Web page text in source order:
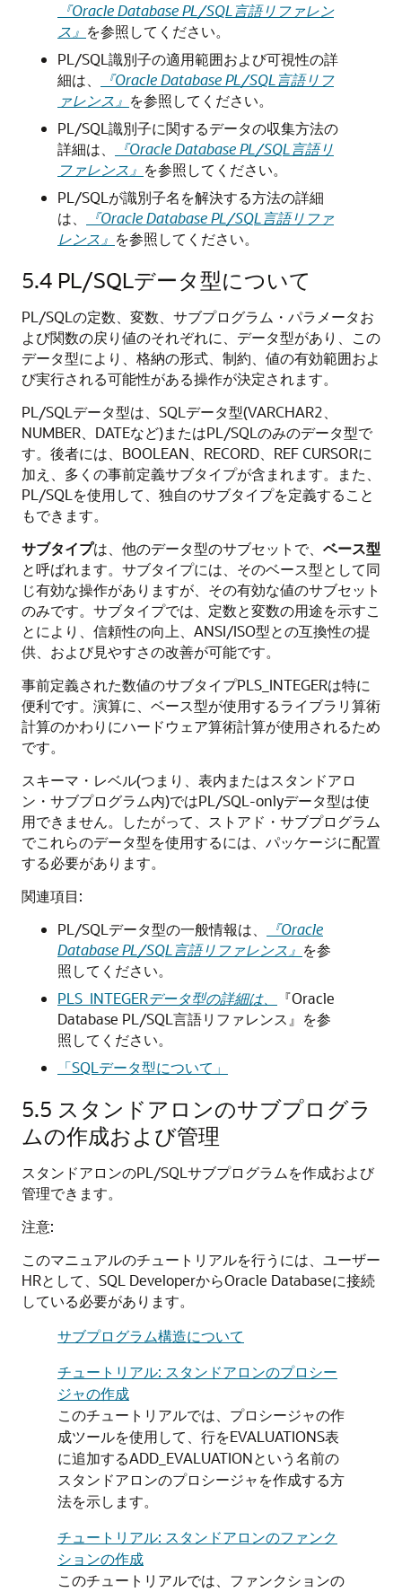
『Oracle Database PL/SQL言語リファレン
ス』 を参照してください。
PL/SQL識別子の適用範囲および可視性の詳
細は、
『Oracle Database PL/SQL言語リフ
ァレンス』 を参照してください。
PL/SQL識別子に関するデータの収集方法の
詳細は、
『Oracle Database PL/SQL言語リ
ファレンス』 を参照してください。
PL/SQLが識別子名を解決する方法の詳細
は、
『Oracle Database PL/SQL言語リファ
レンス』 を参照してください。
5.4 PL/SQLデータ型について
PL/SQLの定数、変数、サブプログラム・パラメータお
よび関数の戻り値のそれぞれに、データ型があり、この
データ型により、格納の形式、制約、値の有効範囲およ
び実行される可能性がある操作が決定されます。
PL/SQLデータ型は、SQLデータ型(VARCHAR2
NUMBER
DATEなど)またはPL/SQLのみのデータ型で
す。後者には、 BOOLEAN RECORD REF CURSORに
加え、多くの事前定義サブタイプが含まれます。また、
PL/SQLを使用して、独自のサブタイプを定義すること
もできます。
サブタイプは、他のデータ型のサブセットで、 ベース型
と呼ばれます。サブタイプには、そのベース型として同
じ有効な操作がありますが、その有効な値のサブセット
のみです。サブタイプでは、定数と変数の用途を示すこ
とにより、信頼性の向上、ANSI/ISO型との互換性の提
供、および見やすさの改善が可能です。
事前定義された数値のサブタイプPLS_INTEGERは特に
便利です。演算に、ベース型が使用するライブラリ算術
計算のかわりにハードウェア算術計算が使用されるため
です。
スキーマ・レベル(つまり、表内またはスタンドアロ
ン・サブプログラム内)ではPL/SQL-onlyデータ型は使
用できません。したがって、ストアド・サブプログラム
でこれらのデータ型を使用するには、パッケージに配置
する必要があります。
関連項目:
PL/SQLデータ型の一般情報は、
『Oracle
Database PL/SQL言語リファレンス』 を参
照してください。
PLS_INTEGERデータ型の詳細は、
『Oracle
Database PL/SQL言語リファレンス』 を参
照してください。
「SQLデータ型について」
5.5 スタンドアロンのサブプログラ
ムの作成および管理
スタンドアロンのPL/SQLサブプログラムを作成および
管理できます。
注意:
このマニュアルのチュートリアルを行うには、ユーザー
HRとして、SQL DeveloperからOracle Databaseに接続
している必要があります。
サブプログラム構造について
チュートリアル: スタンドアロンのプロシー
ジャの作成
このチュートリアルでは、プロシージャの作
成ツールを使用して、行をEVALUATIONS表
に追加するADD_EVALUATIONという名前の
スタンドアロンのプロシージャを作成する方
法を示します。
チュートリアル: スタンドアロンのファンク
ションの作成
このチュートリアルでは、ファンクションの